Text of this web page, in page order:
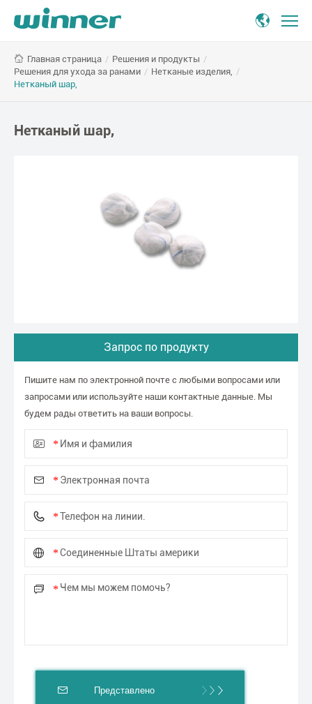
шар, Главная страница / Решения и продукты /
Решения для ухода за ранами / Нетканые изделия, /
Нетканый шар,
Нетканый шар,
Запрос по продукту
Пишите нам по электронной почте с любыми вопросами или
запросами или используйте наши контактные данные. Мы
будем рады ответить на ваши вопросы.
Представлено